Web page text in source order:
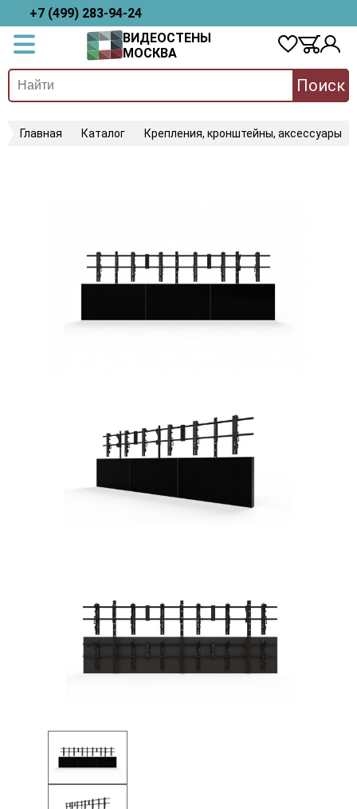
+7 (499) 283-94-24
ВИДЕОСТЕНЫ
МОСКВА
Поиск
Главная Каталог Крепления, кронштейны, аксессуары